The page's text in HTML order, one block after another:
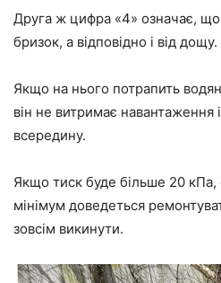
Друга ж цифра «4» означає,
бризок, а відповідно і від дощу.
Якщо на нього потрапить
він не витримає навантаження
всередину.
Якщо тиск буде більше 20 кПа,
мінімум доведеться
зовсім викинути.